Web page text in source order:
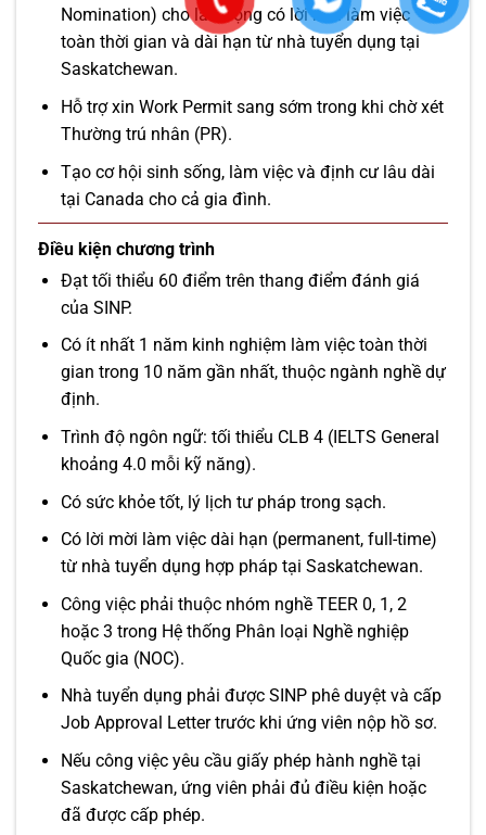
Nomination) cho lao động có lời mời làm việc
toàn thời gian và dài hạn từ nhà tuyển dụng tại
Saskatchewan.
Hỗ trợ xin Work Permit sang sớm trong khi chờ xét
Thường trú nhân (PR).
Tạo cơ hội sinh sống, làm việc và định cư lâu dài
tại Canada cho cả gia đình.
Điều kiện chương trình
Đạt tối thiểu 60 điểm trên thang điểm đánh giá
của SINP.
Có ít nhất 1 năm kinh nghiệm làm việc toàn thời
gian trong 10 năm gần nhất, thuộc ngành nghề dự
định.
Trình độ ngôn ngữ: tối thiểu CLB 4 (IELTS General
khoảng 4.0 mỗi kỹ năng).
Có sức khỏe tốt, lý lịch tư pháp trong sạch.
Có lời mời làm việc dài hạn (permanent, full-time)
từ nhà tuyển dụng hợp pháp tại Saskatchewan.
Công việc phải thuộc nhóm nghề TEER 0, 1, 2
hoặc 3 trong Hệ thống Phân loại Nghề nghiệp
Quốc gia (NOC).
Nhà tuyển dụng phải được SINP phê duyệt và cấp
Job Approval Letter trước khi ứng viên nộp hồ sơ.
Nếu công việc yêu cầu giấy phép hành nghề tại
Saskatchewan, ứng viên phải đủ điều kiện hoặc
đã được cấp phép.